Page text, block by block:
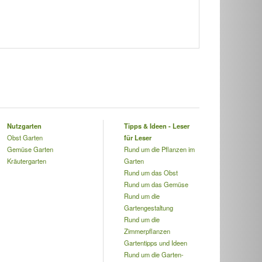
Nutzgarten
Obst Garten
Gemüse Garten
Kräutergarten
Tipps & Ideen - Leser
für Leser
Rund um die Pflanzen im
Garten
Rund um das Obst
Rund um das Gemüse
Rund um die
Gartengestaltung
Rund um die
Zimmerpflanzen
Gartentipps und Ideen
Rund um die Garten-